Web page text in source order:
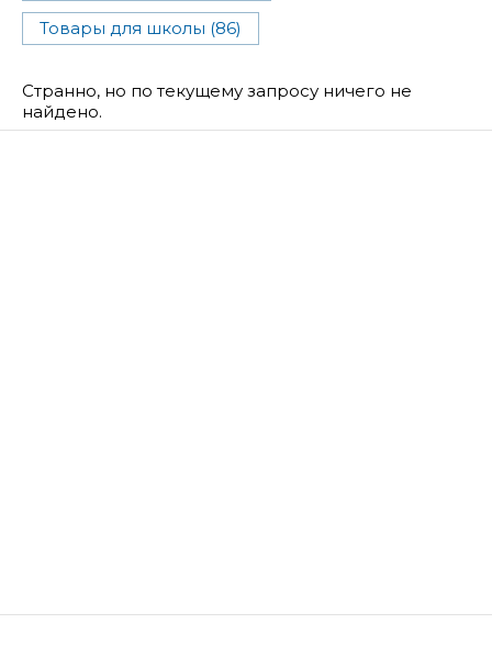
Товары для школы (86)
Странно, но по текущему запросу ничего не
найдено.